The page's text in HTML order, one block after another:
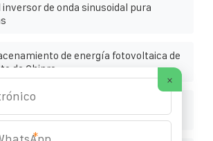
de onda sinusoidal pura
de energía fotovoltaica de
de Chipre
de control de temperatura
de energía en Manila
×
*